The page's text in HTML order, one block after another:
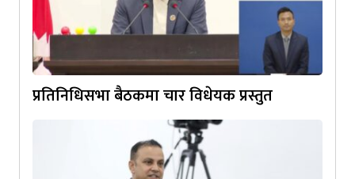
प्रतिनिधिसभा बैठकमा चार विधेयक प्रस्तुत